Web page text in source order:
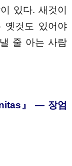
있다. 새것이
옛것도 있어야
줄 아는 사람
』 — 장엄